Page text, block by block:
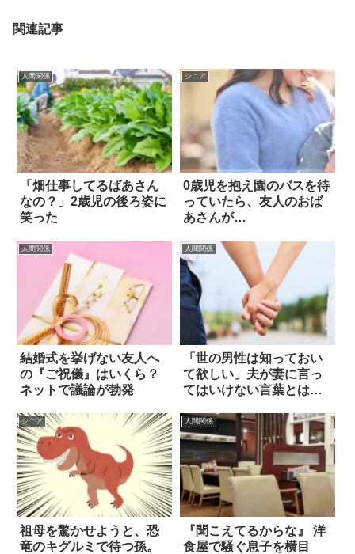
関連記事
人間関係
「畑仕事してるばあさん
なの？」2歳児の後ろ姿に
笑った
シニア
0歳児を抱え園のバスを待
っていたら、友人のおば
あさんが…
人間関係
結婚式を挙げない友人へ
の『ご祝儀』はいくら？
ネットで議論が勃発
人間関係
「世の男性は知っておい
て欲しい」夫が妻に言っ
てはいけない言葉とは…
シニア
祖母を驚かせようと、恐
竜のキグルミで待つ孫。
人間関係
『聞こえてるからな』 洋
食屋で騒ぐ息子を横目